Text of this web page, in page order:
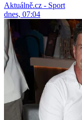
Aktuálně.cz - Sport
dnes, 07:04